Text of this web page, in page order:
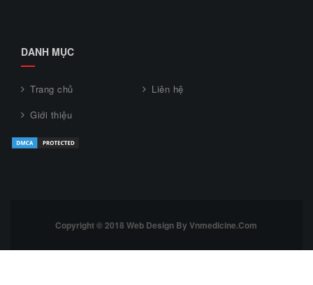
DANH MỤC
Trang chủ
Liên hệ
Giới thiệu
Copyright © 2018 Web Design By Vnmedicine.com